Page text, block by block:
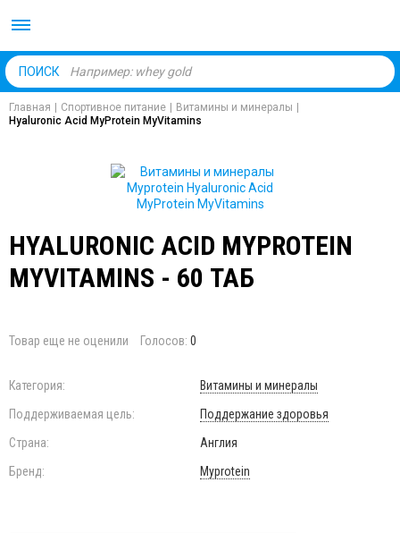
ПОИСК
Главная Спортивное питание Витамины и минералы
Hyaluronic Acid MyProtein MyVitamins
HYALURONIC ACID MYPROTEIN
MYVITAMINS - 60 ТАБ
Товар еще не оценили Голосов: 0
Категория:
Витамины и минералы
Поддерживаемая цель:
Поддержание здоровья
Страна:
Англия
Бренд:
Myprotein